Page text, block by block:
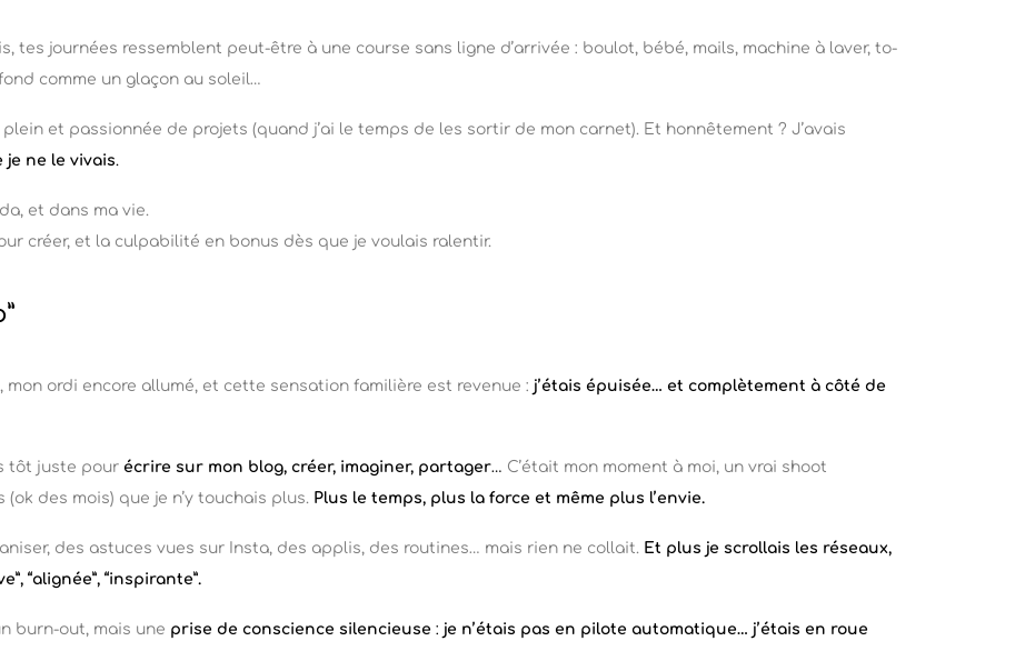
tes journées ressemblent peut-être à une course sans ligne d’arrivée : boulot, bébé, mails, machine à laver, to-
comme un glaçon au soleil…
et passionnée de projets (quand j’ai le temps de les sortir de mon carnet). Et honnêtement ? J’avais
ne le vivais.
et dans ma vie.
créer, et la culpabilité en bonus dès que je voulais ralentir.
mon ordi encore allumé, et cette sensation familière est revenue : j’étais épuisée… et complètement à côté de
tôt juste pour écrire sur mon blog, créer, imaginer, partager… C’était mon moment à moi, un vrai shoot
des mois) que je n’y touchais plus. Plus le temps, plus la force et même plus l’envie.
des astuces vues sur Insta, des applis, des routines… mais rien ne collait. Et plus je scrollais les réseaux,
“alignée”, “inspirante”.
burn-out, mais une prise de conscience silencieuse : je n’étais pas en pilote automatique… j’étais en roue